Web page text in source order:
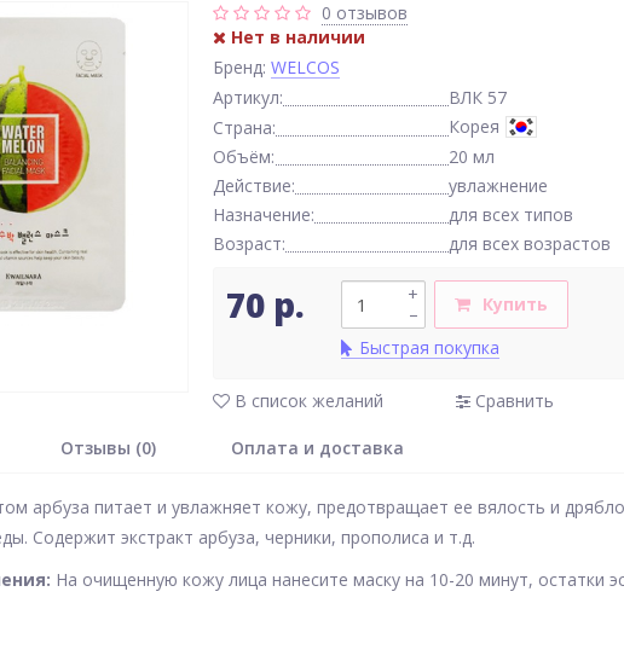
0 отзывов
Нет в наличии
Бренд: WELCOS
Артикул:
ВЛК 57
Страна:
Корея
Объём:
20 мл
Действие:
увлажнение
Назначение:
для всех типов
Возраст:
для всех возрастов
70 р. –
+
Купить
Быстрая покупка
В список желаний Сравнить
2
Нет в
Отзывы (0) Оплата и доставка
арбуза питает и увлажняет кожу, предотвращает ее вялость и
Содержит экстракт арбуза, черники, прополиса и т.д.
На очищенную кожу лица нанесите маску на 10-20 минут, остатки